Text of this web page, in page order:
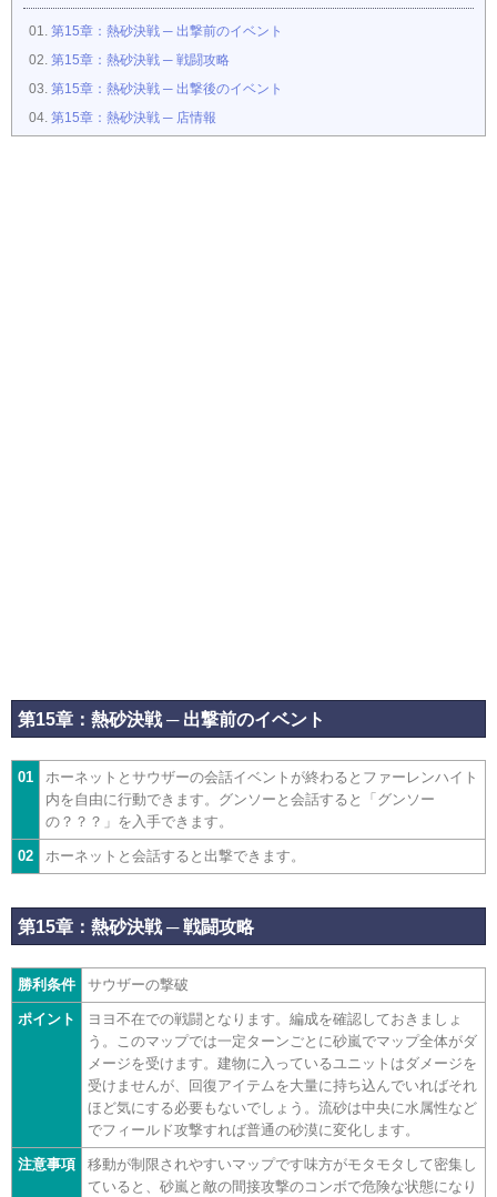
第15章：熱砂決戦 ─ 出撃前のイベント
第15章：熱砂決戦 ─ 戦闘攻略
第15章：熱砂決戦 ─ 出撃後のイベント
第15章：熱砂決戦 ─ 店情報
第15章：熱砂決戦 ─ 出撃前のイベント
01
ホーネットとサウザーの会話イベントが終わるとファーレンハイト
内を自由に行動できます。グンソーと会話すると「グンソー
の？？？」を入手できます。
02 ホーネットと会話すると出撃できます。
第15章：熱砂決戦 ─ 戦闘攻略
勝利条件 サウザーの撃破
ポイント
ヨヨ不在での戦闘となります。編成を確認しておきましょ
う。このマップでは一定ターンごとに砂嵐でマップ全体がダ
メージを受けます。建物に入っているユニットはダメージを
受けませんが、回復アイテムを大量に持ち込んでいればそれ
ほど気にする必要もないでしょう。流砂は中央に水属性など
でフィールド攻撃すれば普通の砂漠に変化します。
注意事項
移動が制限されやすいマップです味方がモタモタして密集し
ていると、砂嵐と敵の間接攻撃のコンボで危険な状態になり